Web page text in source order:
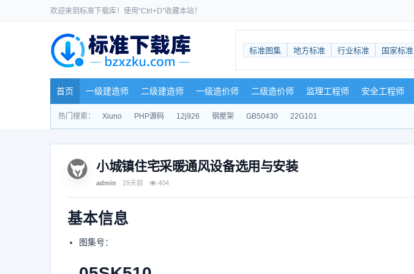
欢迎来到标准下载库！使用“Ctrl+D”收藏本站！
标准图集 地方标准 行业标准 国家标准
首页 一级建造师 二级建造师 一级造价师 二级造价师 监理工程师 安全工程师
热门搜索： Xiuno PHP源码 12j926 钢屋架 GB50430 22G101
小城镇住宅采暖通风设备选用与安装
admin 29天前 404
基本信息
图集号：